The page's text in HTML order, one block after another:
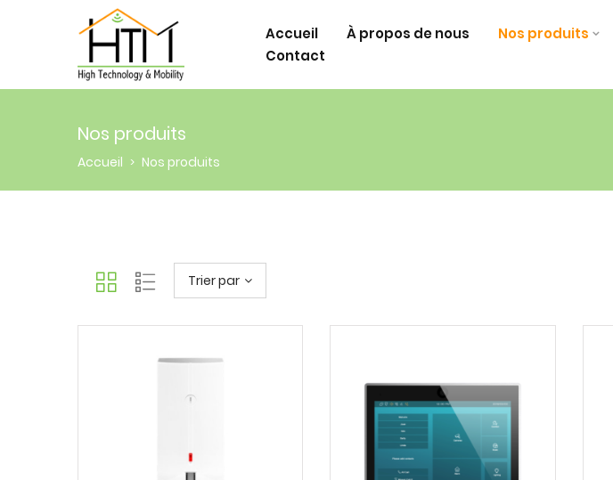
Accueil À propos de nous Nos produits
Contact
Nos produits
Accueil > Nos produits
Trier par